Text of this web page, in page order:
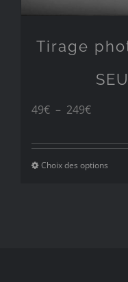
Tirage
49€ – 249€Plage
prix :
Choix des options